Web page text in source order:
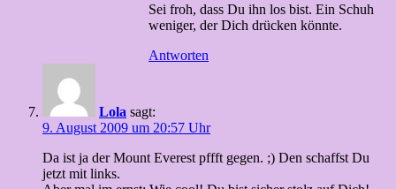
Sei froh, dass Du ihn los bist. Ein Schuh
weniger, der Dich drücken könnte.
Antworten
Lola sagt:
9. August 2009 um 20:57 Uhr
Da ist ja der Mount Everest pffft gegen. ;) Den schaffst Du
jetzt mit links.